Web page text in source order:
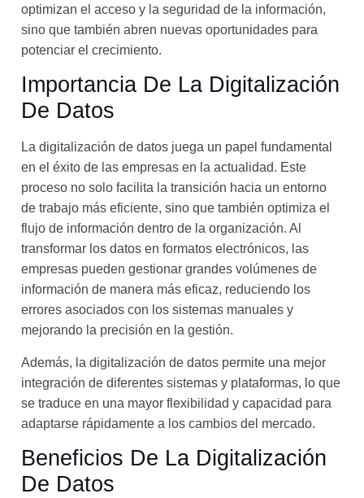
optimizan el acceso y la seguridad de la información,
sino que también abren nuevas oportunidades para
potenciar el crecimiento.
Importancia De La Digitalización
De Datos
La digitalización de datos juega un papel fundamental
en el éxito de las empresas en la actualidad. Este
proceso no solo facilita la transición hacia un entorno
de trabajo más eficiente, sino que también optimiza el
flujo de información dentro de la organización. Al
transformar los datos en formatos electrónicos, las
empresas pueden gestionar grandes volúmenes de
información de manera más eficaz, reduciendo los
errores asociados con los sistemas manuales y
mejorando la precisión en la gestión.
Además, la digitalización de datos permite una mejor
integración de diferentes sistemas y plataformas, lo que
se traduce en una mayor flexibilidad y capacidad para
adaptarse rápidamente a los cambios del mercado.
Beneficios De La Digitalización
De Datos